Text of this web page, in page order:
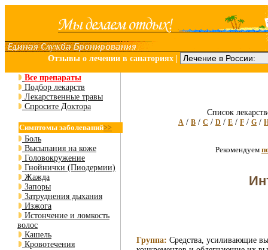
Отзывы о лечении в санаториях
Все препараты
Подбор лекарств
Лекарственные травы
Спросите Доктора
Симптомы заболеваний>>
Боль
Высыпания на коже
Головокружение
Гнойнички (Пиодермии)
Жажда
Запоры
Затруднения дыхания
Изжога
Истончение и ломкость
волос
Кашель
Кровотечения
Список
A / B / C / D / E / F / G /
Рекомендуем
Группа: Средства, усиливающие